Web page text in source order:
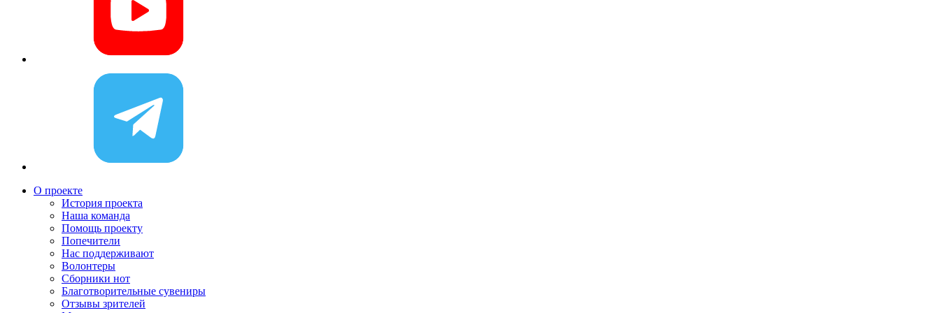
О проекте
История проекта
Наша команда
Помощь проекту
Попечители
Нас поддерживают
Волонтеры
Сборники нот
Благотворительные сувениры
Отзывы зрителей